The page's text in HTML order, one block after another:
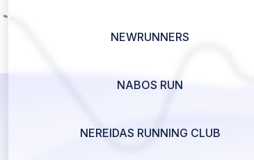
NEWRUNNERS
NABOS RUN
NEREIDAS RUNNING CLUB